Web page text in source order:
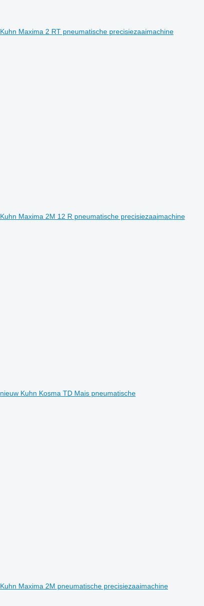
Kuhn Maxima 2 RT pneumatische precisiezaaimachine
Kuhn Maxima 2M 12 R pneumatische precisiezaaimachine
nieuw Kuhn Kosma TD Mais pneumatische
Kuhn Maxima 2M pneumatische precisiezaaimachine